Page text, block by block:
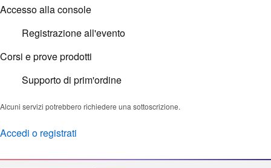
Accesso alla console
Registrazione all'evento
Corsi e prove prodotti
Supporto di prim'ordine
Alcuni servizi potrebbero richiedere una sottoscrizione.
Accedi o registrati